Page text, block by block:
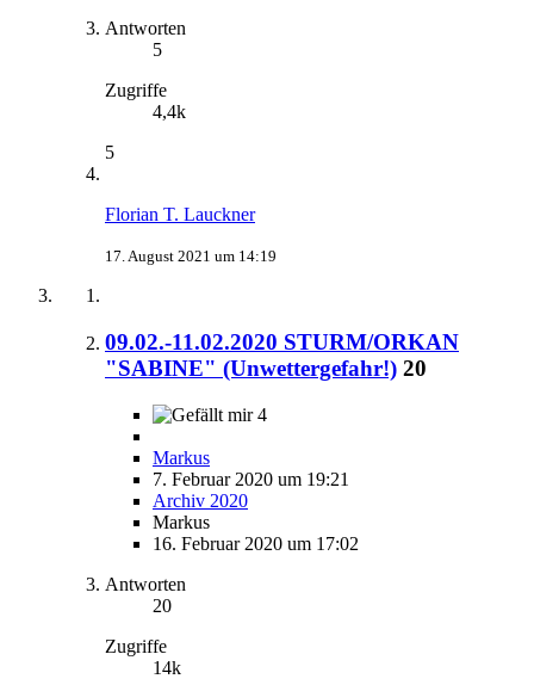
Antworten
5
Zugriffe
4,4k
5
Florian T. Lauckner
17. August 2021 um 14:19
09.02.-11.02.2020 STURM/ORKAN
"SABINE" (Unwettergefahr!) 20
4
Markus
7. Februar 2020 um 19:21
Archiv 2020
Markus
16. Februar 2020 um 17:02
Antworten
20
Zugriffe
14k